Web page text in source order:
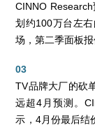
CINNO
划约100万台左
场，第二季面板报
03
TV品牌大厂的砍
远超4月预测。
示，4月份最后结